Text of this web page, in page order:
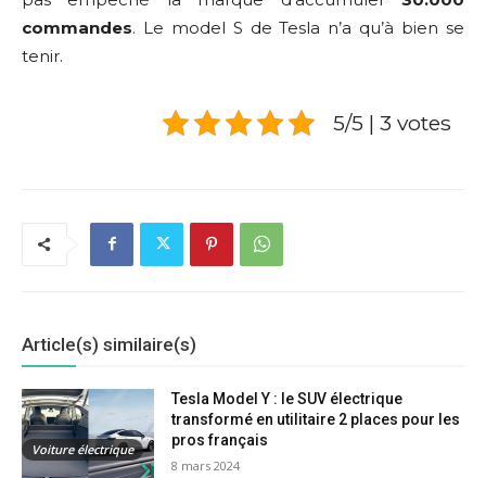
commandes. Le model S de Tesla n’a qu’à bien se
tenir.
5/5 | 3 votes
Article(s) similaire(s)
Voiture électrique
Tesla Model Y : le SUV électrique
transformé en utilitaire 2 places pour les
pros français
8 mars 2024